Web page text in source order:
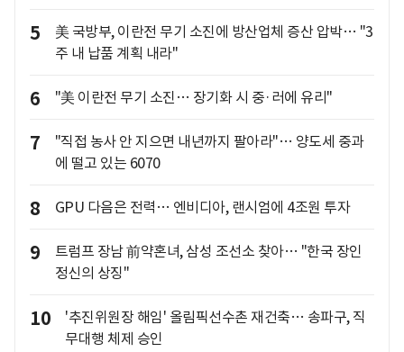
5
美 국방부, 이란전 무기 소진에 방산업체 증산 압박… "3
주 내 납품 계획 내라"
6 "美 이란전 무기 소진… 장기화 시 중·러에 유리"
7
"직접 농사 안 지으면 내년까지 팔아라"… 양도세 중과
에 떨고 있는 6070
8 GPU 다음은 전력… 엔비디아, 랜시엄에 4조원 투자
9
트럼프 장남 前약혼녀, 삼성 조선소 찾아… "한국 장인
정신의 상징"
10
'추진위원장 해임' 올림픽선수촌 재건축… 송파구, 직
무대행 체제 승인